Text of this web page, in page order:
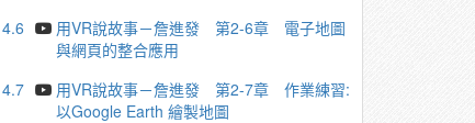
4.6
用VR說故事－詹進發 第2-6章 電子地圖
與網頁的整合應用
4.7
用VR說故事－詹進發 第2-7章 作業練習:
以Google Earth 繪製地圖